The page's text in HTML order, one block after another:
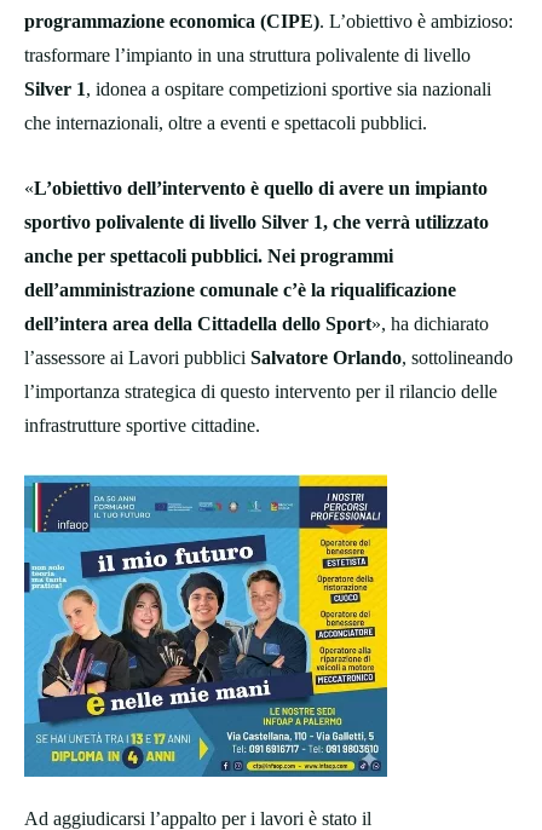
programmazione economica (CIPE). L’obiettivo è ambizioso:
trasformare l’impianto in una struttura polivalente di livello
Silver 1, idonea a ospitare competizioni sportive sia nazionali
che internazionali, oltre a eventi e spettacoli pubblici.
«L’obiettivo dell’intervento è quello di avere un impianto
sportivo polivalente di livello Silver 1, che verrà utilizzato
anche per spettacoli pubblici. Nei programmi
dell’amministrazione comunale c’è la riqualificazione
dell’intera area della Cittadella dello Sport», ha dichiarato
l’assessore ai Lavori pubblici Salvatore Orlando, sottolineando
l’importanza strategica di questo intervento per il rilancio delle
infrastrutture sportive cittadine.
Ad aggiudicarsi l’appalto per i lavori è stato il